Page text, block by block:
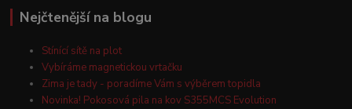
Nejčtenější na blogu
Stínící sítě na plot
Vybíráme magnetickou vrtačku
Zima je tady - poradíme Vám s výběrem topidla
Novinka! Pokosová pila na kov S355MCS Evolution